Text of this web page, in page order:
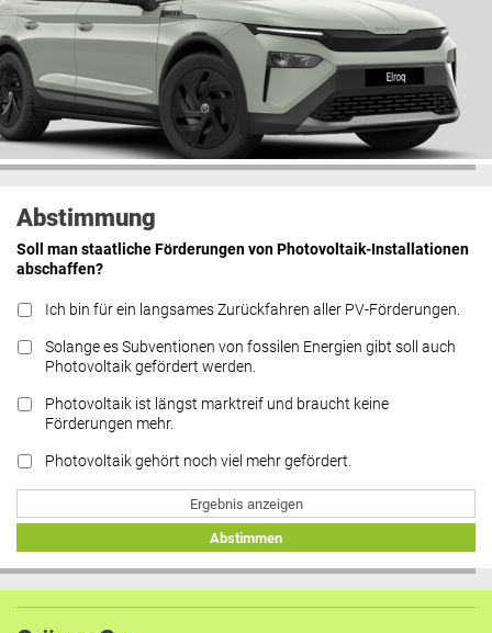
Abstimmung
Soll man staatliche Förderungen von Photovoltaik-Installationen
abschaffen?
Ich bin für ein langsames Zurückfahren aller PV-Förderungen.
Solange es Subventionen von fossilen Energien gibt soll auch
Photovoltaik gefördert werden.
Photovoltaik ist längst marktreif und braucht keine
Förderungen mehr.
Photovoltaik gehört noch viel mehr gefördert.
Ergebnis anzeigen
Abstimmen